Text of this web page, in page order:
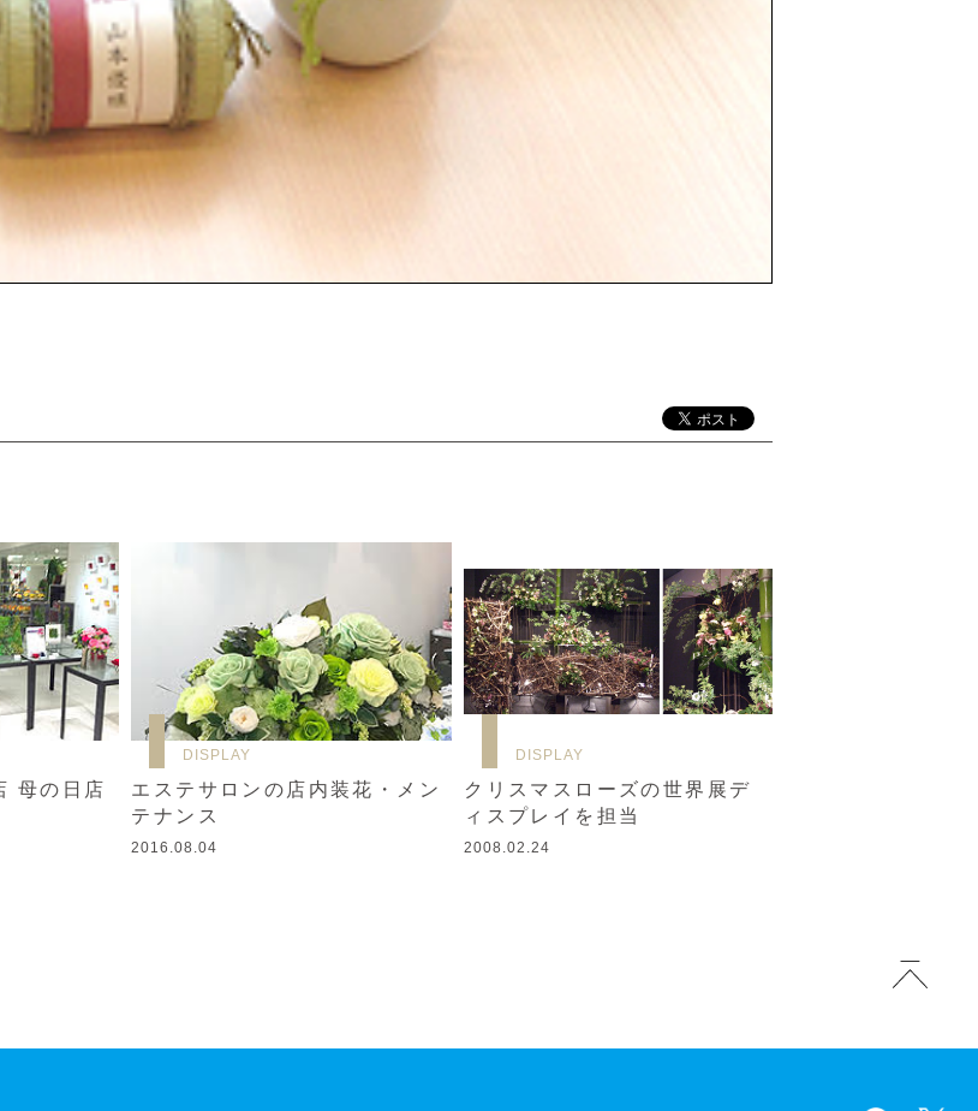
母の日店
DISPLAY
エステサロンの店内装花・メン
テナンス
2016.08.04
DISPLAY
クリスマスローズの世界展デ
ィスプレイを担当
2008.02.24